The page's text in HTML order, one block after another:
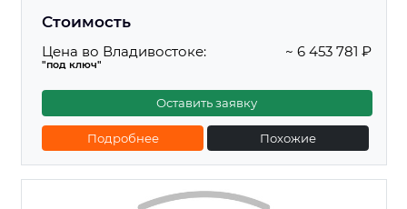
Стоимость
Цена во Владивостоке:
"под ключ"
~ 6 453 781 ₽
Оставить заявку
Подробнее Похожие